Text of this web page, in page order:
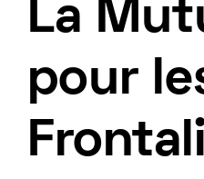
La
pour